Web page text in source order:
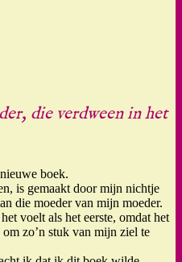
die verdween in het
boek.
is gemaakt door mijn nichtje
die moeder van mijn moeder.
voelt als het eerste, omdat het
zo’n stuk van mijn ziel te